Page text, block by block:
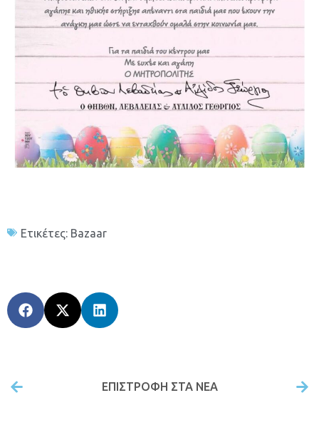
Ετικέτες: Bazaar
ΕΠΙΣΤΡΟΦΉ ΣΤΑ ΝΕΑ